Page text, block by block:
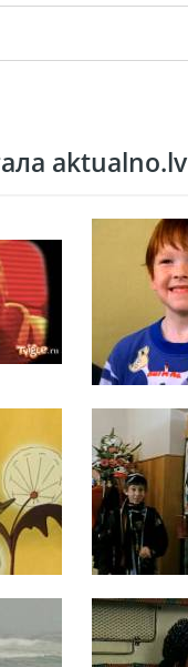
aktualno.lv